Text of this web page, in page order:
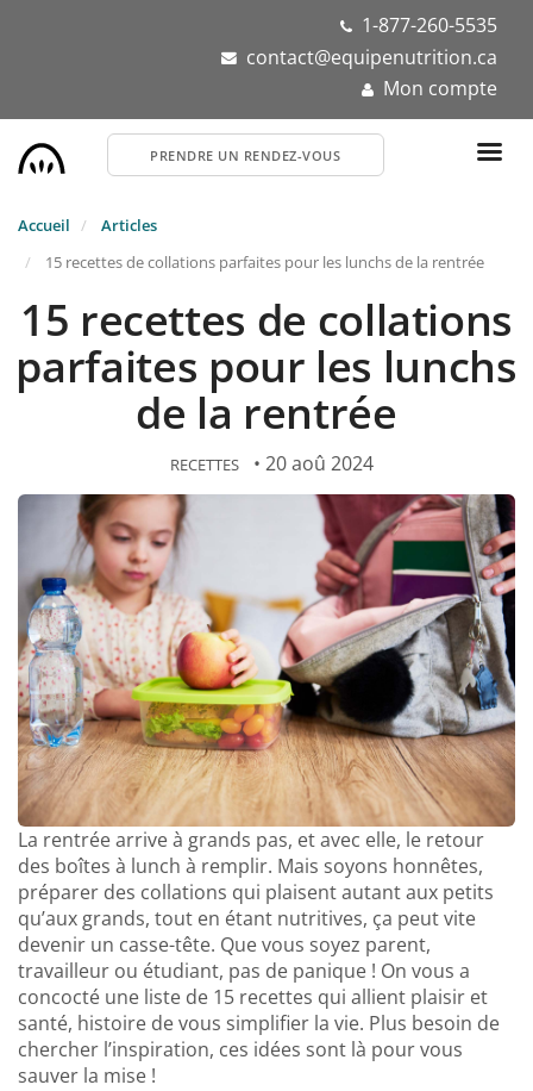
1-877-260-5535
contact@equipenutrition.ca
Mon compte
PRENDRE UN RENDEZ-VOUS
Accueil
Articles
15 recettes de collations parfaites pour les lunchs de la rentrée
15 recettes de collations
parfaites pour les lunchs
de la rentrée
RECETTES • 20 aoû 2024
La rentrée arrive à grands pas, et avec elle, le retour
des boîtes à lunch à remplir. Mais soyons honnêtes,
préparer des collations qui plaisent autant aux petits
qu’aux grands, tout en étant nutritives, ça peut vite
devenir un casse-tête. Que vous soyez parent,
travailleur ou étudiant, pas de panique ! On vous a
concocté une liste de 15 recettes qui allient plaisir et
santé, histoire de vous simplifier la vie. Plus besoin de
chercher l’inspiration, ces idées sont là pour vous
sauver la mise !